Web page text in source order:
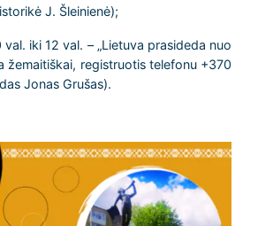
J. Šleinienė);
iki 12 val. – „Lietuva prasideda nuo
žemaitiškai, registruotis telefonu +370
Jonas Grušas).